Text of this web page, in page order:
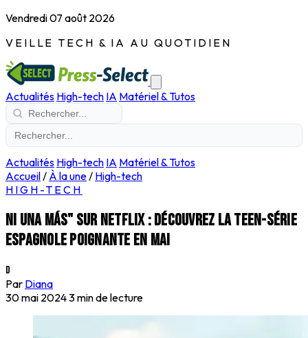
Vendredi 07 août 2026
VEILLE TECH & IA AU QUOTIDIEN
Actualités High-tech IA Matériel & Tutos
Actualités High-tech IA Matériel & Tutos
Accueil/ À la une/ High-tech
HIGH-TECH
Ni una más" sur Netflix : découvrez la teen-série
espagnole poignante en mai
D
Par Diana
30 mai 20243 min de lecture